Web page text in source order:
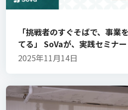
「挑戦者のすぐそばで、事業
てる」 SoVaが、実践セミナ
2025年11月14日